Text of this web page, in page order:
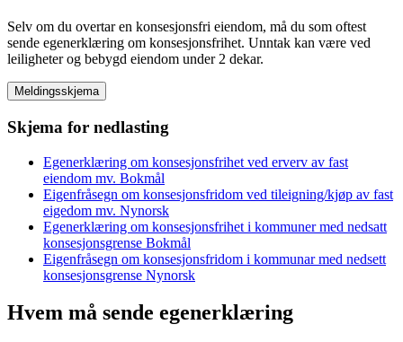
Selv om du overtar en konsesjonsfri eiendom, må du som oftest
sende egenerklæring om konsesjonsfrihet. Unntak kan være ved
leiligheter og bebygd eiendom under 2 dekar.
Meldingsskjema
Skjema for nedlasting
Egenerklæring om konsesjonsfrihet ved erverv av fast
eiendom mv. Bokmål
Eigenfråsegn om konsesjonsfridom ved tileigning/kjøp av fast
eigedom mv. Nynorsk
Egenerklæring om konsesjonsfrihet i kommuner med nedsatt
konsesjonsgrense Bokmål
Eigenfråsegn om konsesjonsfridom i kommunar med nedsett
konsesjonsgrense Nynorsk
Hvem må sende egenerklæring